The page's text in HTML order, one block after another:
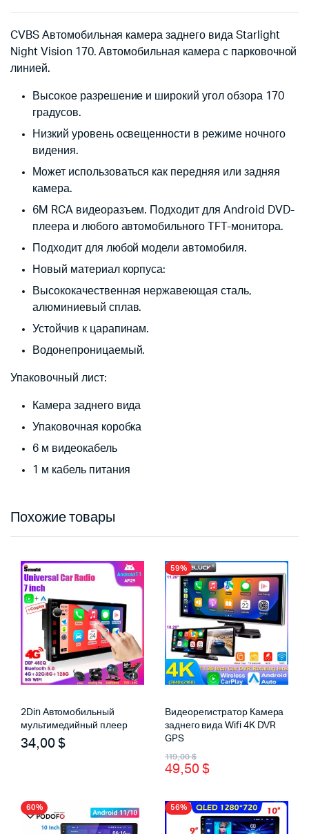
CVBS Автомобильная камера заднего вида Starlight
Night Vision 170. Автомобильная камера с парковочной
линией.
Высокое разрешение и широкий угол обзора 170
градусов.
Низкий уровень освещенности в режиме ночного
видения.
Может использоваться как передняя или задняя
камера.
6M RCA видеоразъем. Подходит для Android DVD-
плеера и любого автомобильного TFT-монитора.
Подходит для любой модели автомобиля.
Новый материал корпуса:
Высококачественная нержавеющая сталь,
алюминиевый сплав.
Устойчив к царапинам.
Водонепроницаемый.
Упаковочный лист:
Камера заднего вида
Упаковочная коробка
6 м видеокабель
1 м кабель питания
Похожие товары
2Din Автомобильный
мультимедийный плеер
34,00$
59%
Видеорегистратор Камера
заднего вида Wifi 4K DVR
GPS
119,00$
Первоначальная
цена
119,00 $.
49,50$
Текущая
цена:
60% 56%